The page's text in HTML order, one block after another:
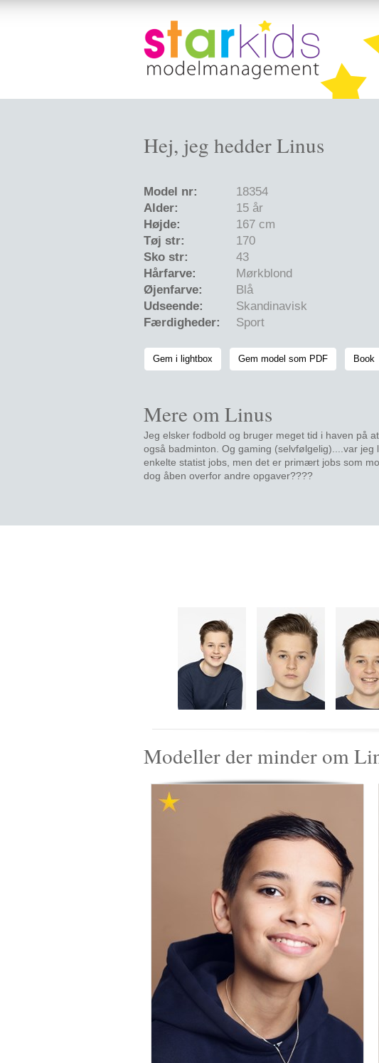
Hej, jeg hedder Linus
Model nr:
18354
Alder:
15 år
Højde:
167 cm
Tøj str:
170
Sko str:
43
Hårfarve:
Mørkblond
Øjenfarve:
Blå
Udseende:
Skandinavisk
Færdigheder:
Sport
Gem i lightbox Gem model som PDF Book
Mere om Linus
Jeg elsker fodbold og bruger meget tid i haven på
også badminton. Og gaming (selvfølgelig)....var jeg
enkelte statist jobs, men det er primært jobs som
dog åben overfor andre opgaver????
Modeller der minder om